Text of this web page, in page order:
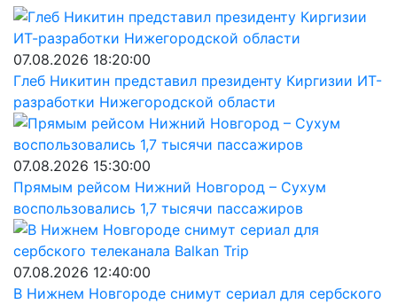
07.08.2026 18:20:00
Глеб Никитин представил президенту Киргизии ИТ-
разработки Нижегородской области
07.08.2026 15:30:00
Прямым рейсом Нижний Новгород – Сухум
воспользовались 1,7 тысячи пассажиров
07.08.2026 12:40:00
В Нижнем Новгороде снимут сериал для сербского